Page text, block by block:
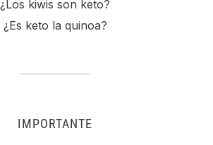
¿Los kiwis son keto?
¿Es keto la quinoa?
IMPORTANTE